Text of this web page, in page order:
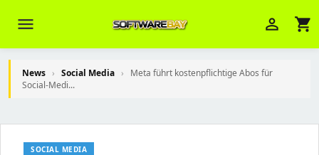
menu person_outline shopping_cart
News › Social Media ›
Meta führt kostenpflichtige Abos für
Social-Medi...
SOCIAL MEDIA